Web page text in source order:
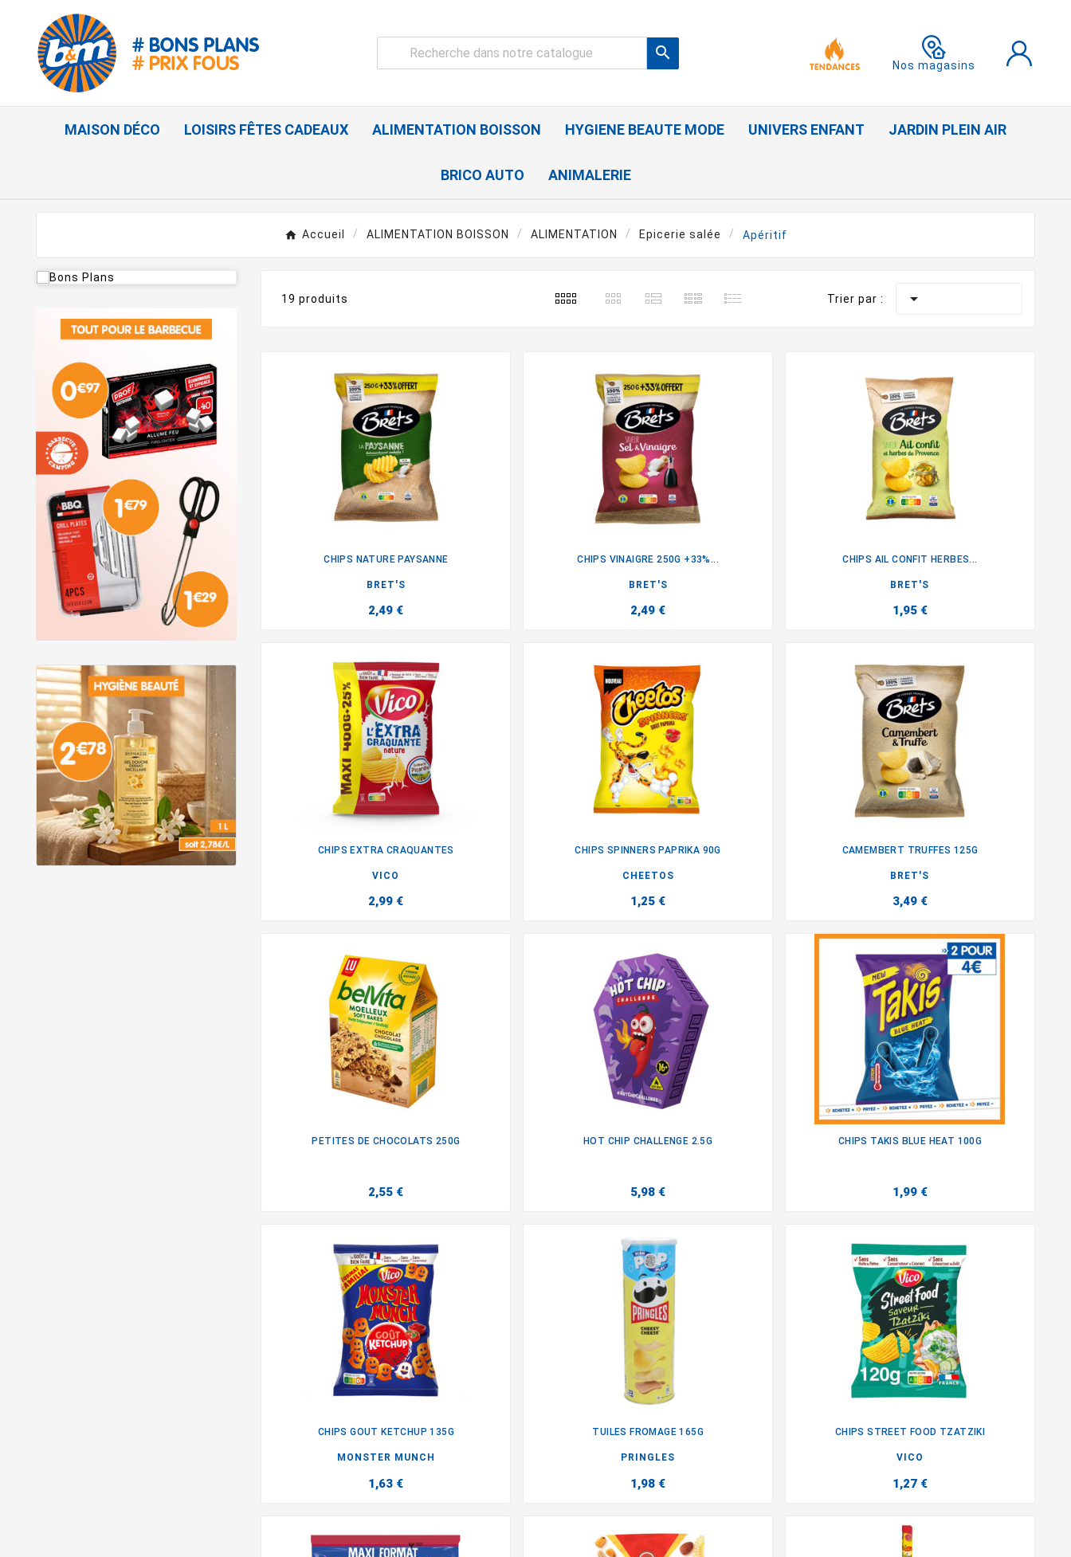

Nos magasins
MAISON DÉCO LOISIRS FÊTES CADEAUX ALIMENTATION BOISSON HYGIENE BEAUTE MODE UNIVERS ENFANT JARDIN PLEIN AIR
BRICO AUTO ANIMALERIE
Accueil ALIMENTATION BOISSON ALIMENTATION Epicerie salée Apéritif
19 produits Trier par : 
CHIPS NATURE PAYSANNE
BRET'S
2,49 €
CHIPS VINAIGRE 250G +33%...
BRET'S
2,49 €
CHIPS AIL CONFIT HERBES...
BRET'S
1,95 €
CHIPS EXTRA CRAQUANTES
VICO
2,99 €
CHIPS SPINNERS PAPRIKA 90G
CHEETOS
1,25 €
CAMEMBERT TRUFFES 125G
BRET'S
3,49 €
PETITES DE CHOCOLATS 250G
2,55 €
HOT CHIP CHALLENGE 2.5G
5,98 €
CHIPS TAKIS BLUE HEAT 100G
1,99 €
CHIPS GOUT KETCHUP 135G
MONSTER MUNCH
1,63 €
TUILES FROMAGE 165G
PRINGLES
1,98 €
CHIPS STREET FOOD TZATZIKI
VICO
1,27 €